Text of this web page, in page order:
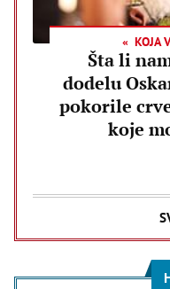
KOJA
Šta li
dodelu
pokorile
koje